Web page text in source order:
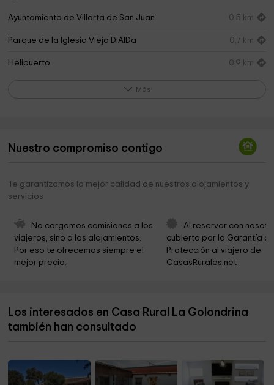
Ayuntamiento de Villarta de San Juan 0,5 km
Parque de la Iglesia Vieja DiAlDa 0,7 km
Helipuerto 0,9 km
Parque Municipal Los Arenales
Molinos de Vientos 14,9 km
City Council Heritage
Hermita de San Cristobal
Iglesia de la Inmaculada Concepción
Ermita del Cristo de la Misericordia 15,9 km
Puerta Del Parque 16,1 km
Más
Nuestro compromiso contigo
Te garantizamos la mejor calidad de nuestros alojamientos y
servicios
No cargamos comisiones a los
viajeros, sino a los alojamientos.
Por eso te ofrecemos siempre el
mejor precio.
Al reservar con
cubierto por la Garantía
Protección al viajero de
CasasRurales.net
Los interesados en Casa Rural La Golondrina
también han consultado